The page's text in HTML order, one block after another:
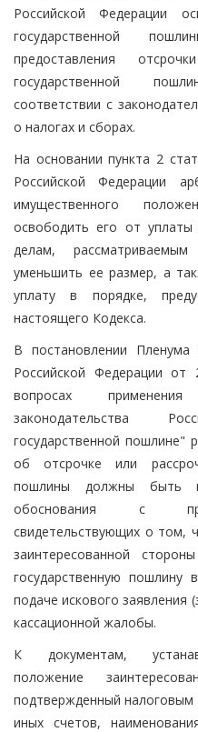
Российской Федерации
государственной
предоставления
государственной
соответствии с
о налогах и сборах.
На основании пункта 2
Российской Федерации
имущественного
освободить его от
делам,
уменьшить ее размер, а
уплату в порядке,
настоящего Кодекса.
В постановлении
Российской Федерации
вопросах
законодательства
государственной пошлине"
об отсрочке или
пошлины должны быть
обоснования с
свидетельствующих о том,
заинтересованной
государственную пошлину
подаче искового заявления
кассационной жалобы.
К документам,
положение
подтвержденный налоговым
иных счетов,